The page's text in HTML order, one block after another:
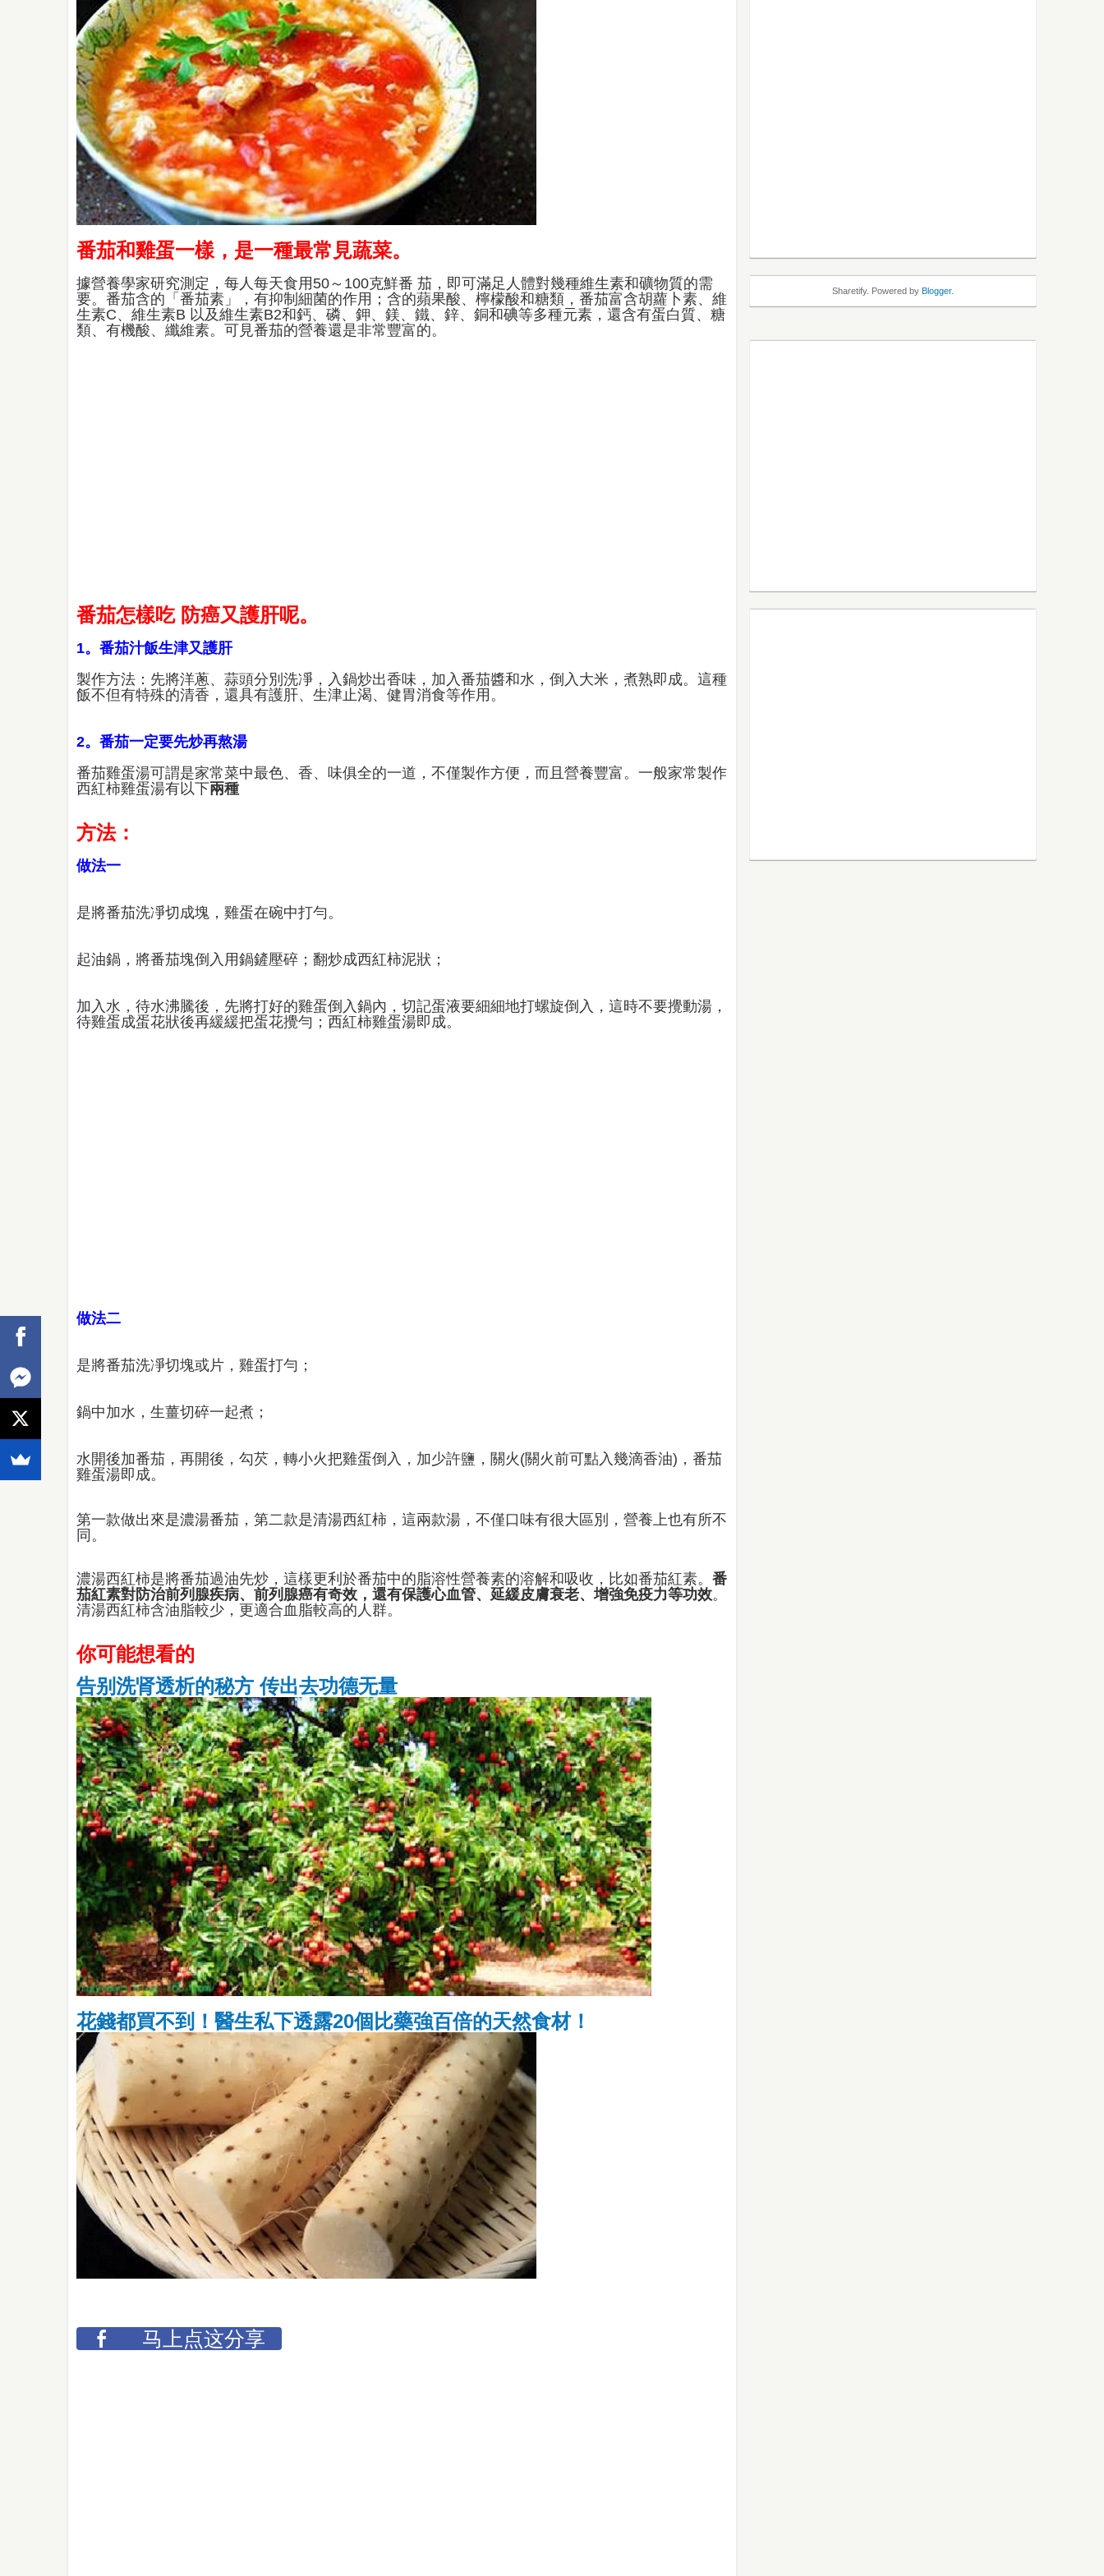
番茄和雞蛋一樣，是一種最常見蔬菜。
據營養學家研究測定，每人每天食用50～100克鮮番 茄，即可滿足人體對幾種維生素和礦物質的需
要。番茄含的「番茄素」，有抑制細菌的作用；含的蘋果酸、檸檬酸和糖類，番茄富含胡蘿卜素、維
生素C、維生素B 以及維生素B2和鈣、磷、鉀、鎂、鐵、鋅、銅和碘等多種元素，還含有蛋白質、糖
類、有機酸、纖維素。可見番茄的營養還是非常豐富的。
番茄怎樣吃 防癌又護肝呢。
1。 番茄汁飯生津又護肝
製作方法：先將洋蔥、蒜頭分別洗凈，入鍋炒出香味，加入番茄醬和水，倒入大米，煮熟即成。這種
飯不但有特殊的清香，還具有護肝、生津止渴、健胃消食等作用。
2。番茄一定要先炒再熬湯
番茄雞蛋湯可謂是家常菜中最色、香、味俱全的一道，不僅製作方便，而且營養豐富。一般家常製作
西紅柿雞蛋湯有以下兩種
方法：
做法一
是將番茄洗凈切成塊，雞蛋在碗中打勻。
起油鍋，將番茄塊倒入用鍋鏟壓碎；翻炒成西紅柿泥狀；
加入水，待水沸騰後，先將打好的雞蛋倒入鍋內，切記蛋液要細細地打螺旋倒入，這時不要攪動湯，
待雞蛋成蛋花狀後再緩緩把蛋花攪勻；西紅柿雞蛋湯即成。
做法二
是將番茄洗凈切塊或片，雞蛋打勻；
鍋中加水，生薑切碎一起煮；
水開後加番茄，再開後，勾芡，轉小火把雞蛋倒入，加少許鹽，關火(關火前可點入幾滴香油)，番茄
雞蛋湯即成。
第一款做出來是濃湯番茄，第二款是清湯西紅柿，這兩款湯，不僅口味有很大區別，營養上也有所不
同。
濃湯西紅柿是將番茄過油先炒，這樣更利於番茄中的脂溶性營養素的溶解和吸收，比如番茄紅素。 番
茄紅素對防治前列腺疾病、前列腺癌有奇效，還有保護心血管、延緩皮膚衰老、增強免疫力等功效。
清湯西紅柿含油脂較少，更適合血脂較高的人群。
你可能想看的
告别洗肾透析的秘方 传出去功德无量
花錢都買不到！醫生私下透露20個比藥強百倍的天然食材！
马上点这分享
Sharetify. Powered by Blogger.